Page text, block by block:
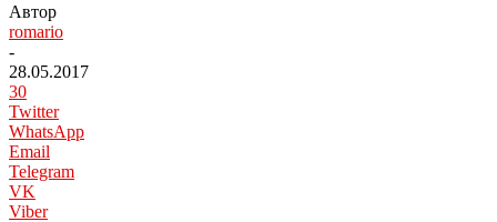
Автор
romario
-
28.05.2017
30
Twitter
WhatsApp
Email
Telegram
VK
Viber